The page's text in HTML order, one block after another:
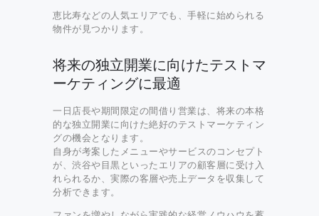
恵比寿などの人気エリアでも、手軽に始められる
物件が見つかります。
将来の独立開業に向けたテストマ
ーケティングに最適
一日店長や期間限定の間借り営業は、将来の本格
的な独立開業に向けた絶好のテストマーケティン
グの機会となります。
自身が考案したメニューやサービスのコンセプト
が、渋谷や目黒といったエリアの顧客層に受け入
れられるか、実際の客層や売上データを収集して
分析できます。